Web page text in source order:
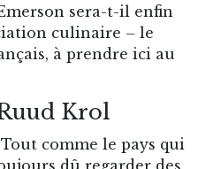
sera-t-il enfin
culinaire – le
à prendre ici au
Krol
comme le pays qui
dû regarder des